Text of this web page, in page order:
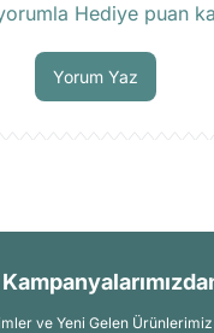
Hediye puan
Yorum Yaz
ve Yeni Gelen